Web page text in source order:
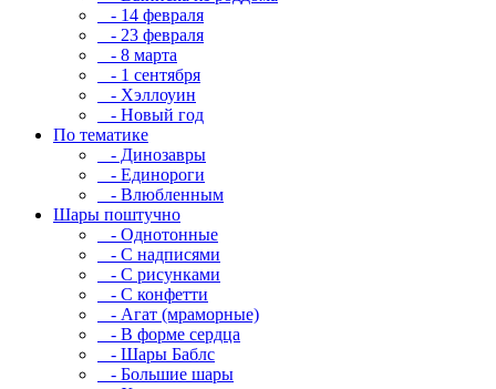
- 14 февраля
- 23 февраля
- 8 марта
- 1 сентября
- Хэллоуин
- Новый год
По тематике
- Динозавры
- Единороги
- Влюбленным
Шары поштучно
- Однотонные
- С надписями
- С рисунками
- С конфетти
- Агат (мраморные)
- В форме сердца
- Шары Баблс
- Большие шары